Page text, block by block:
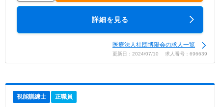
詳細を見る
医療法人社団博陽会の求人一覧
更新日：2024/07/10 求人番号：696639
視能訓練士 正職員